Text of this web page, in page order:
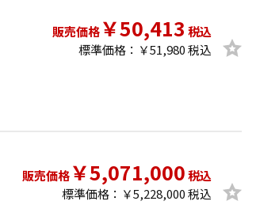
販売価格￥50,413 税込
標準価格：￥51,980 税込
販売価格￥5,071,000税込
標準価格：￥5,228,000 税込